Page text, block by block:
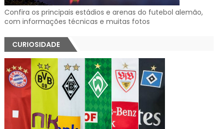
Confira os principais estádios e arenas do futebol alemão,
com informações técnicas e muitas fotos
CURIOSIDADE